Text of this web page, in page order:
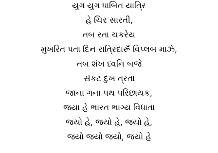
યુગ યુગ ધાબિત યાત્રિ
હે ચિર સારતી,
તબ રતા ચકરેય
મુખરિત પતા દિન રાત્રિદારૂઁ વિપ્લબ માઝે,
તબ શંખ ધ્વનિ બજે
સંકટ દુખ ત્રતા
જાના ગના પથ પરિછાયક,
જયા હે ભારત ભાગ્ય વિધાતા
જયો હે, જયો હે, જયો હે,
જયો જયો જયો, જયો હે